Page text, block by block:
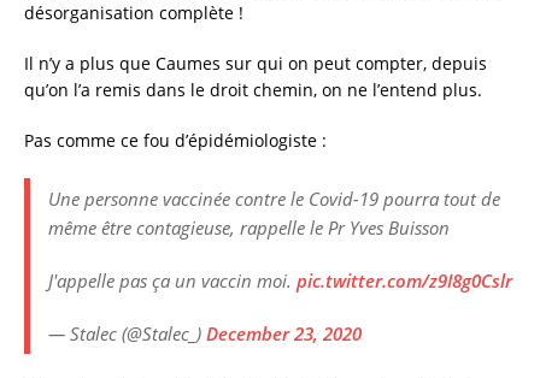
désorganisation complète !
Il n’y a plus que Caumes sur qui on peut compter, depuis
qu’on l’a remis dans le droit chemin, on ne l’entend plus.
Pas comme ce fou d’épidémiologiste :
Une personne vaccinée contre le Covid-19 pourra tout de
même être contagieuse, rappelle le Pr Yves Buisson
J'appelle pas ça un vaccin moi. pic.twitter.com/z9I8g0Cslr
— Stalec (@Stalec_) December 23, 2020